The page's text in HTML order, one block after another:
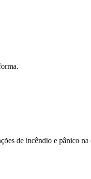
de incêndio e pânico na